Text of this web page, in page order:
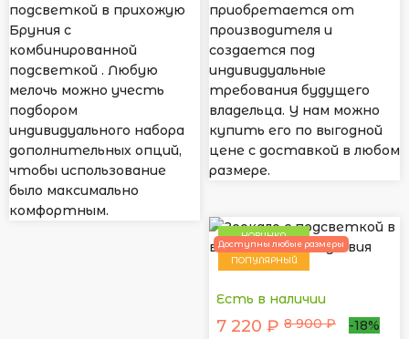
подсветкой в прихожую
Бруния с
комбинированной
подсветкой . Любую
мелочь можно учесть
подбором
индивидуального набора
дополнительных опций,
чтобы использование
было максимально
комфортным.
приобретается от
производителя и
создается под
индивидуальные
требования будущего
владельца. У нам можно
купить его по выгодной
цене с доставкой в любом
размере.
НОВИНКА
ПОПУЛЯРНЫЙ
Доступны любые размеры
Есть в наличии
7 220 ₽ 8 900 ₽
-18%